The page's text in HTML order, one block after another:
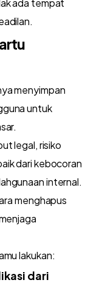
ada tempat
menyimpan
untuk
legal, risiko
dari kebocoran
internal.
menghapus
lakukan:
dari